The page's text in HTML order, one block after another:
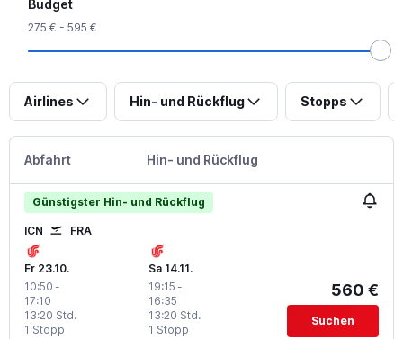
Budget
275 € - 595 €
Airlines Hin- und Rückflug Stopps
Abfahrt Hin- und Rückflug
Günstigster Hin- und Rückflug
ICN FRA
Fr 23.10.
10:50 -
17:10
1 Stopp
13:20 Std.
Sa 14.11.
19:15 -
16:35
1 Stopp
13:20 Std.
560 €
Suchen